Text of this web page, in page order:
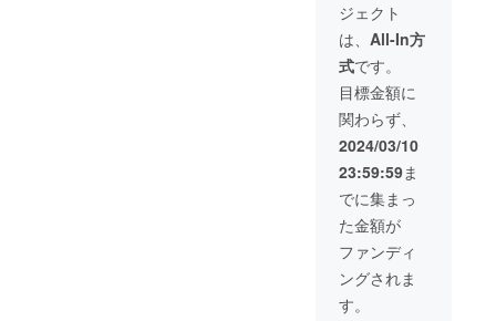
内での
ご試着
利用の
み無料
で承っ
ており
ます。
いずれ
かの一
部の
み、ま
たリボ
ンのみ
の返品
は承れ
ませ
ん。交
込みで
す。 ・
リボン
クリッ
プは、
原則パ
ンプス
の発送
と合わ
せてお
届けし
ます。
パンプ
スと別
送にな
る可能
性がご
ら順次
発送い
たしま
す。 ブ
ラッ
ク・ラ
イトグ
レー
ミック
ス・ネ
イビー
は3月、
オー
ク・ア
イボ
リーは4
月のお
ら順次
一般販
始させ
ていた
だきま
す。 ※
税込、
送料込
の価格
です。
※デザイ
ン・仕
様は変
更にな
る可能
※生産の
都合
上、ま
た社会
情勢の
影響等
によ
り、お
期に遅
れが発
生する
可能性
がござ
いま
す。 ※
27.0cm
よりお
選びい
ただけ
ます。
・リボ
ン
シュー
クリッ
プをご
利用の
場合
は、リ
ボン1点
500円の
リター
12800
円→早
割価格
9600
円】 ・
お届け
予定：4
月 ・オ
プショ
ンにて
サイズ
をご選
択くだ
さい。
サイズ
は19.5
ジェクト
は、 All-In方
式です。
目標金額に
関わらず、
2024/03/10
23:59:59ま
でに集まっ
た金額が
ファンディ
ングされま
す。